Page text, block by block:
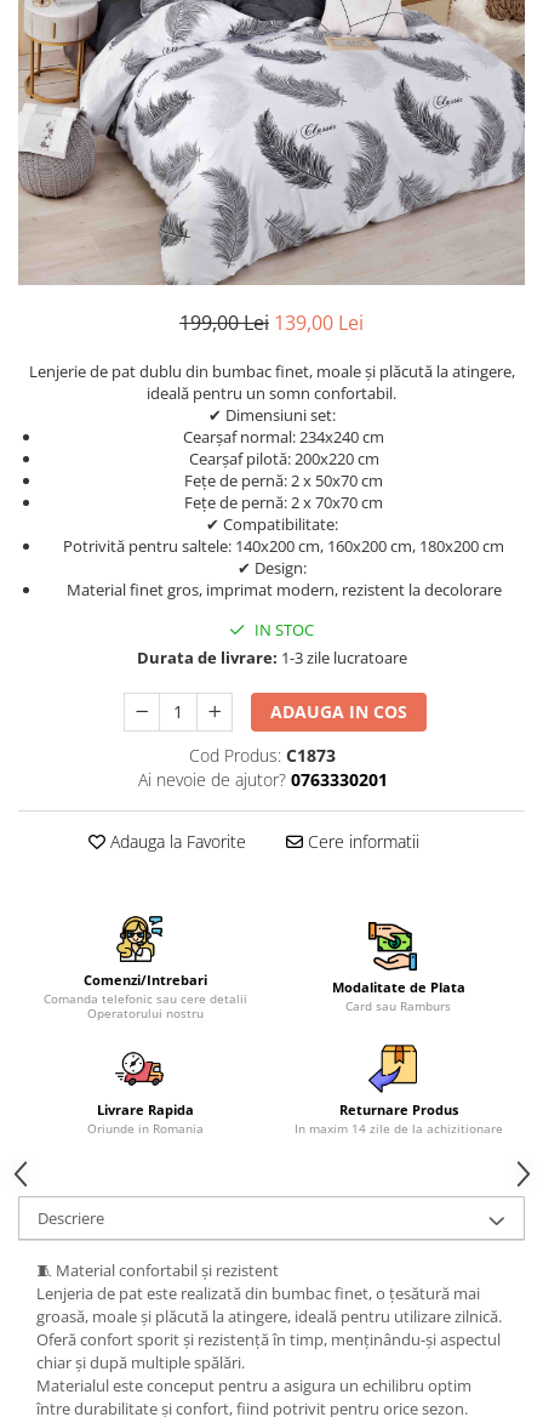
Cearceaf Normal
Lenjerii Pat Imprimeu 5D cu Elastic
Cearceaf cu Elastic pat 1 Persoana
Cearceaf cu Elastic pat 2 Persoane
Lenjerii Pat Inimi Brodate
Lenjerii Pat, Bumbac-Finet
Premium, 1 Persoana
Lenjerii Pat, Bumbac-Finet
Premium, 2 Persoane
199,00 Lei 139,00 Lei
Lenjerie de pat dublu din bumbac finet, moale și plăcută la atingere,
ideală pentru un somn confortabil.
✔ Dimensiuni set:
Cearșaf normal: 234x240 cm
Cearșaf pilotă: 200x220 cm
Fețe de pernă: 2 x 50x70 cm
Fețe de pernă: 2 x 70x70 cm
✔ Compatibilitate:
Potrivită pentru saltele: 140x200 cm, 160x200 cm, 180x200 cm
✔ Design:
Material finet gros, imprimat modern, rezistent la decolorare
IN STOC
Durata de livrare: 1-3 zile lucratoare
ADAUGA IN COS
Cod Produs: C1873
Ai nevoie de ajutor? 0763330201
Adauga la Favorite Cere informatii
Comenzi/Intrebari
Comanda telefonic sau cere detalii
Operatorului nostru
Modalitate de Plata
Card sau Ramburs
Livrare Rapida
Oriunde in Romania
Returnare Produs
In maxim 14 zile de la achizitionare
Descriere
🧵 Material confortabil și rezistent
Lenjeria de pat este realizată din bumbac finet, o țesătură mai
groasă, moale și plăcută la atingere, ideală pentru utilizare zilnică.
Oferă confort sporit și rezistență în timp, menținându-și aspectul
chiar și după multiple spălări.
Materialul este conceput pentru a asigura un echilibru optim
între durabilitate și confort, fiind potrivit pentru orice sezon.